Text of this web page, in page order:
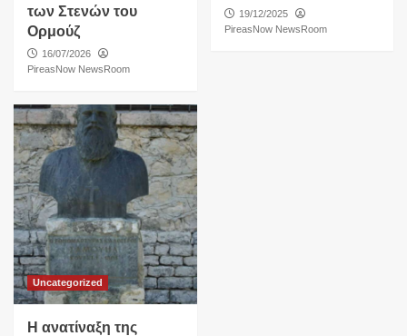
των Στενών του
Ορμούζ
16/07/2026
PireasNow NewsRoom
19/12/2025
PireasNow NewsRoom
Uncategorized
Η ανατίναξη της